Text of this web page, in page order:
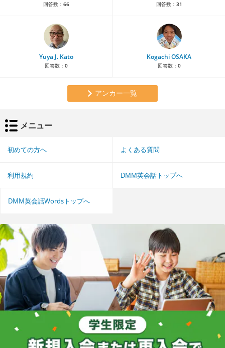
回答数： 66 回答数： 31
Yuya J. Kato
回答数： 0
Kogachi OSAKA
回答数： 0
アンカー一覧
メニュー
初めての方へ よくある質問
利用規約 DMM英会話トップへ
DMM英会話Wordsトップへ